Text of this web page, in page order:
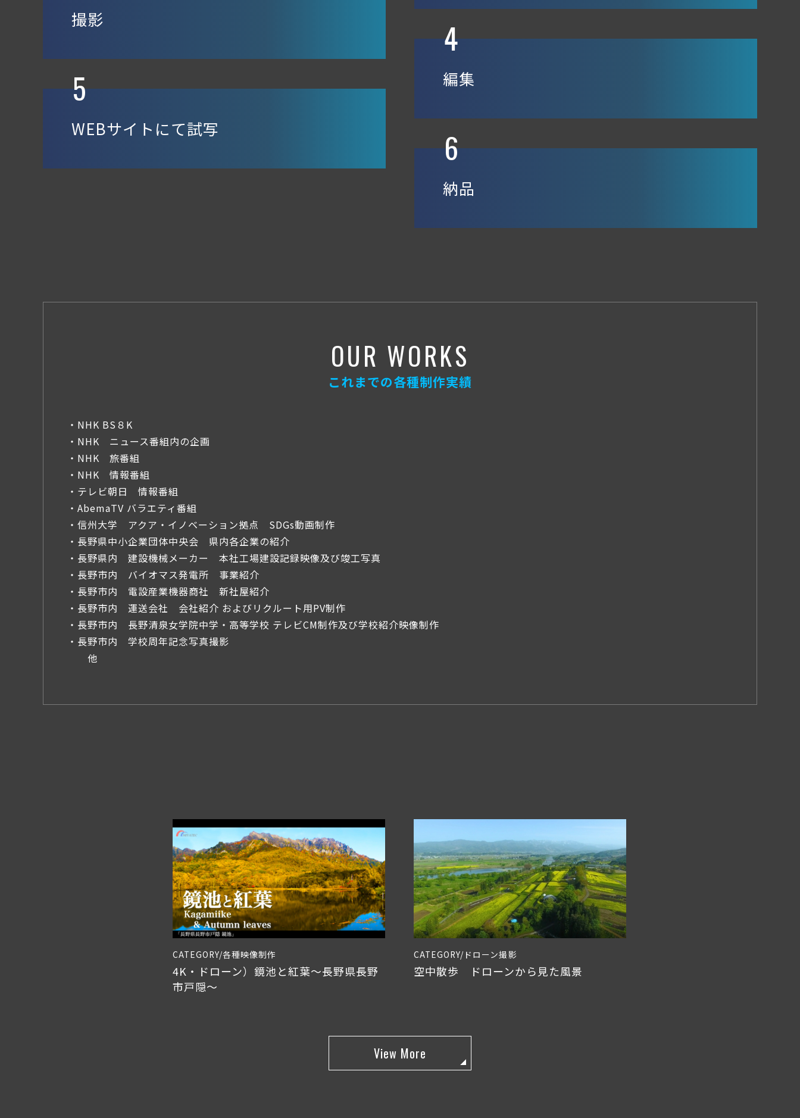
撮影 4
編集
5
WEBサイトにて試写 6
納品
OUR WORKS
これまでの各種制作実績
・NHK BS８K
・NHK ニュース番組内の企画
・NHK 旅番組
・NHK 情報番組
・テレビ朝日 情報番組
・AbemaTV バラエティ番組
・信州大学 アクア・イノベーション拠点 SDGs動画制作
・長野県中小企業団体中央会 県内各企業の紹介
・長野県内 建設機械メーカー 本社工場建設記録映像及び竣工写真
・長野市内 バイオマス発電所 事業紹介
・長野市内 電設産業機器商社 新社屋紹介
・長野市内 運送会社 会社紹介 およびリクルート用PV制作
・長野市内 長野清泉女学院中学・高等学校 テレビCM制作及び学校紹介映像制作
・長野市内 学校周年記念写真撮影
他
CATEGORY/各種映像制作
4K・ドローン）鏡池と紅葉〜長野県長野
市戸隠〜
CATEGORY/ドローン撮影
空中散歩 ドローンから見た風景
View More